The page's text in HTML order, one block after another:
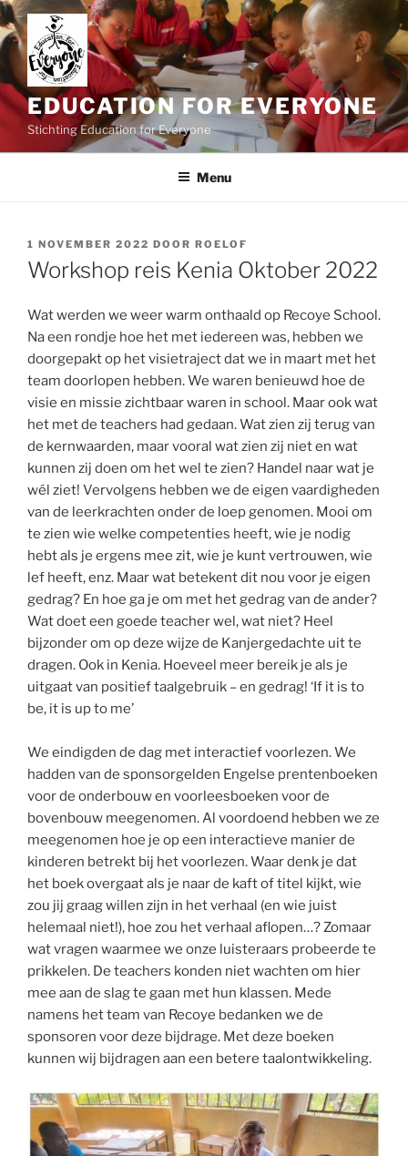
Ga
naar
de
inhoud
EDUCATION FOR EVERYONE
Stichting Education for Everyone
Menu
GEPLAATST
OP
1 NOVEMBER 2022 DOOR ROELOF
Workshop reis Kenia Oktober 2022
Wat werden we weer warm onthaald op Recoye School.
Na een rondje hoe het met iedereen was, hebben we
doorgepakt op het visietraject dat we in maart met het
team doorlopen hebben. We waren benieuwd hoe de
visie en missie zichtbaar waren in school. Maar ook wat
het met de teachers had gedaan. Wat zien zij terug van
de kernwaarden, maar vooral wat zien zij niet en wat
kunnen zij doen om het wel te zien? Handel naar wat je
wél ziet! Vervolgens hebben we de eigen vaardigheden
van de leerkrachten onder de loep genomen. Mooi om
te zien wie welke competenties heeft, wie je nodig
hebt als je ergens mee zit, wie je kunt vertrouwen, wie
lef heeft, enz. Maar wat betekent dit nou voor je eigen
gedrag? En hoe ga je om met het gedrag van de ander?
Wat doet een goede teacher wel, wat niet? Heel
bijzonder om op deze wijze de Kanjergedachte uit te
dragen. Ook in Kenia. Hoeveel meer bereik je als je
uitgaat van positief taalgebruik – en gedrag! ‘If it is to
be, it is up to me’
We eindigden de dag met interactief voorlezen. We
hadden van de sponsorgelden Engelse prentenboeken
voor de onderbouw en voorleesboeken voor de
bovenbouw meegenomen. Al voordoend hebben we ze
meegenomen hoe je op een interactieve manier de
kinderen betrekt bij het voorlezen. Waar denk je dat
het boek overgaat als je naar de kaft of titel kijkt, wie
zou jij graag willen zijn in het verhaal (en wie juist
helemaal niet!), hoe zou het verhaal aflopen…? Zomaar
wat vragen waarmee we onze luisteraars probeerde te
prikkelen. De teachers konden niet wachten om hier
mee aan de slag te gaan met hun klassen. Mede
namens het team van Recoye bedanken we de
sponsoren voor deze bijdrage. Met deze boeken
kunnen wij bijdragen aan een betere taalontwikkeling.